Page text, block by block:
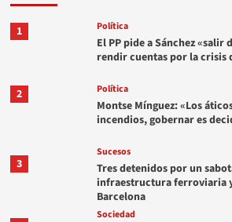
1 Política
El PP pide a Sánchez «salir
rendir cuentas por la crisis
2 Política
Montse Mínguez: «Los
incendios, gobernar es
3
Sucesos
Tres detenidos por un
infraestructura ferroviaria
Barcelona
Sociedad